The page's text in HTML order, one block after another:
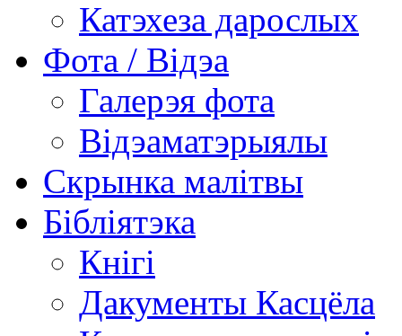
Катэхеза дарослых
Фота / Відэа
Галерэя фота
Відэаматэрыялы
Скрынка малітвы
Бібліятэка
Кнігі
Дакументы Касцёла